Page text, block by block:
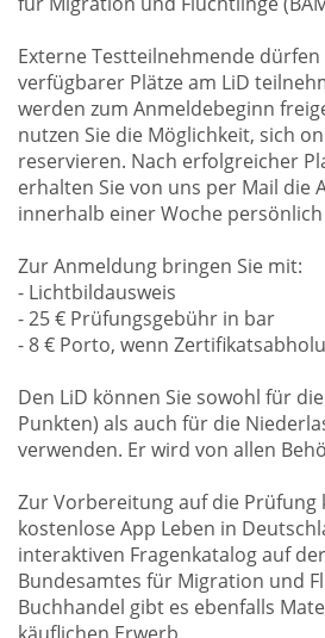
Externe Testteilnehmende
verfügbarer Plätze am LiD
werden zum Anmeldebeginn
nutzen Sie die Möglichkeit, sich
reservieren. Nach erfolgreicher
erhalten Sie von uns per Mail die
innerhalb einer Woche
Zur Anmeldung bringen Sie mit:
- Lichtbildausweis
- 25 € Prüfungsgebühr in bar
- 8 € Porto, wenn
Den LiD können Sie sowohl für
Punkten) als auch für die
verwenden. Er wird von allen
Zur Vorbereitung auf die Prüfung
kostenlose App Leben in
interaktiven Fragenkatalog auf
Bundesamtes für Migration und
Buchhandel gibt es ebenfalls